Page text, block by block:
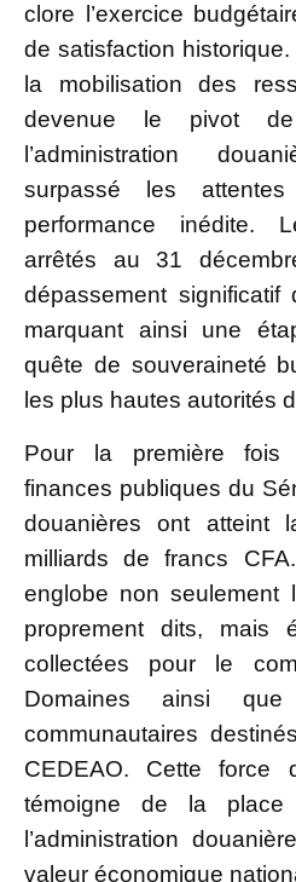
clore l’exercice
de satisfaction
la mobilisation des
devenue le pivot de
l’administration
surpassé les
performance inédite.
arrêtés au 31
dépassement significatif
marquant ainsi une
quête de souveraineté
les plus hautes autorités
Pour la première fois
finances publiques du
douanières ont atteint
milliards de francs
englobe non seulement
proprement dits, mais
collectées pour le
Domaines ainsi que
communautaires
CEDEAO. Cette force
témoigne de la place
l’administration
valeur économique